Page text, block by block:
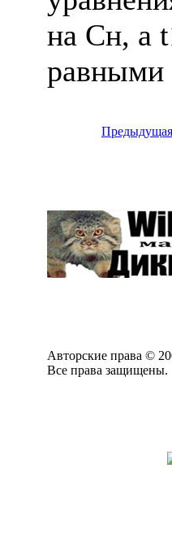
на Сн, a
Предыдущая
Авторские права ©
Все права защищены.